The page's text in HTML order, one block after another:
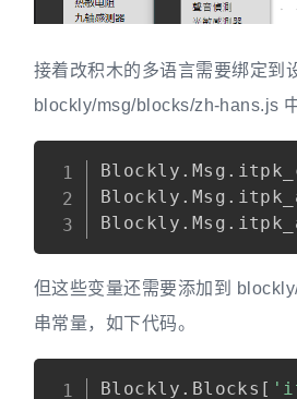
接着改积木的多语言需要绑定到
blockly/msg/blocks/zh-hans.js
Blockly . Msg .
Blockly . Msg .
Blockly . Msg .
但这些变量还需要添加到
串常量，如下代码。
Blockly . Blocks [